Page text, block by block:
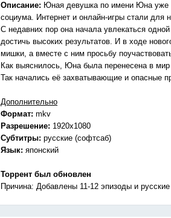
Описание: Юная девушка по имени Юна уже
социума. Интернет и онлайн-игры стали для
С недавних пор она начала увлекаться
достичь высоких результатов. И в ходе
мишки, а вместе с ним просьбу
Как выяснилось, Юна была перенесена в
Так начались её захватывающие и опасные
Дополнительно
Формат: mkv
Разрешение: 1920x1080
Субтитры: русские (софтсаб)
Язык: японский
Торрент был обновлен
Причина: Добавлены 11-12 эпизоды и